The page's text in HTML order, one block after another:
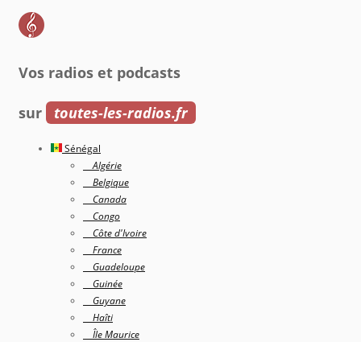
Vos radios et podcasts
sur toutes-les-radios.fr
Sénégal
Algérie
Belgique
Canada
Congo
Côte d'Ivoire
France
Guadeloupe
Guinée
Guyane
Haîti
Île Maurice